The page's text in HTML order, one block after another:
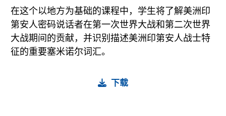
在这个以地方为基础的课程中，学生将了解美洲印
第安人密码说话者在第一次世界大战和第二次世界
大战期间的贡献，并识别描述美洲印第安人战士特
征的重要塞米诺尔词汇。
下载